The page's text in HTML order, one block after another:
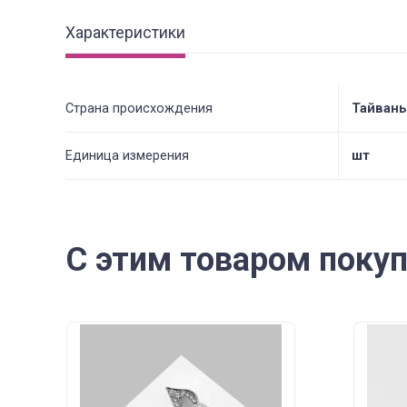
Характеристики
Страна происхождения Тайвань
Единица измерения шт
С этим товаром